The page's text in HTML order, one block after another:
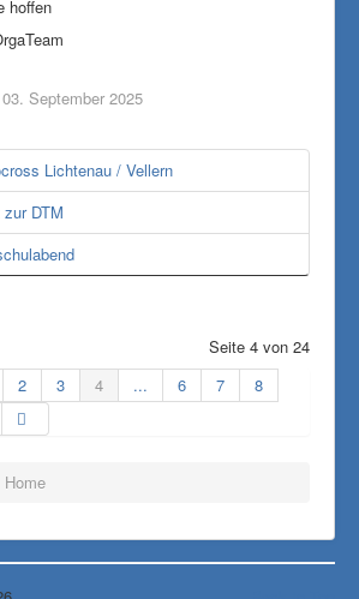
hoffen
September 2025
Lichtenau / Vellern
DTM
Seite 4 von 24
2 3 4 ... 6 7
8
Home